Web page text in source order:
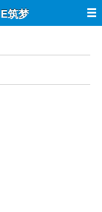
筑梦